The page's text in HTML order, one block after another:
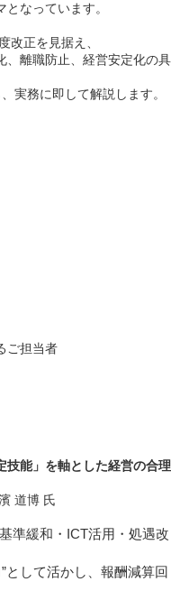
なっています。
改正を見据え、
、離職防止、経営安定化の具
実務に即して解説します。
ご担当者
能」を軸とした経営の合理
道博 氏
準緩和・ICT活用・処遇改
して活かし、報酬減算回